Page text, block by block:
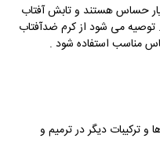
حساس هستند و تابش آفتاب
می شود از کرم ضدآفتاب
مناسب استفاده شود .
و ترکیبات دیگر در ترمیم و